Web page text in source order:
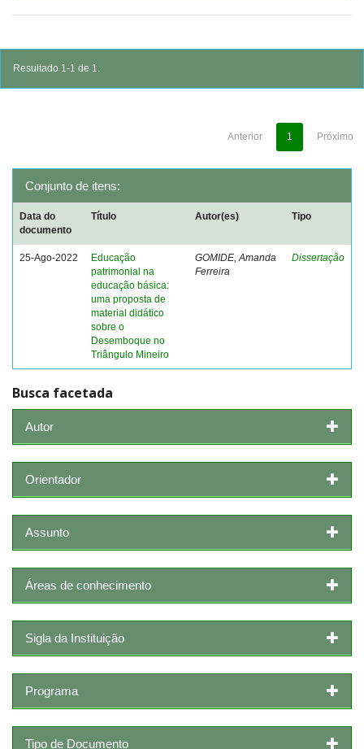
Resultado 1-1 de 1.
Anterior 1 Próximo
Conjunto de itens:
Data do
documento
Título Autor(es) Tipo
25-Ago-2022
Educação
patrimonial na
educação básica:
uma proposta de
material didático
sobre o
Desemboque no
Triângulo Mineiro
GOMIDE, Amanda
Ferreira
Dissertação
Busca facetada
Autor
Orientador
Assunto
Áreas de conhecimento
Sigla da Instituição
Programa
Tipo de Documento